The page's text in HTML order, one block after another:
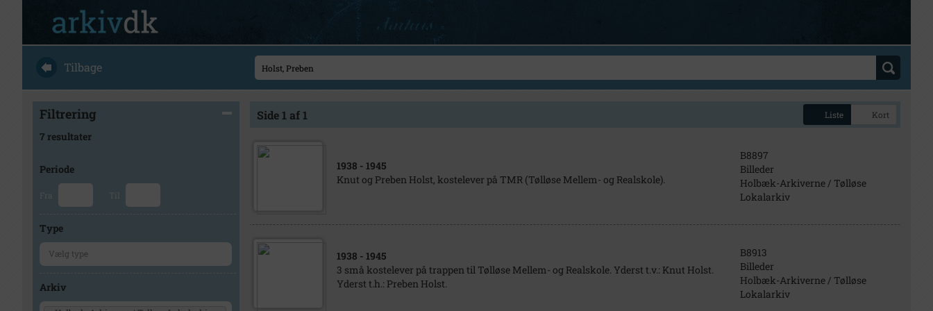
Tilbage
Filtrering
7 resultater
Periode
Fra Til
Type
Arkiv
Side 1 af 1 Liste Kort
1938 - 1945
Knut og Preben Holst, kostelever på TMR (Tølløse Mellem- og Realskole).
B8897
Billeder
Holbæk-Arkiverne / Tølløse
Lokalarkiv
1938 - 1945
3 små kostelever på trappen til Tølløse Mellem- og Realskole. Yderst t.v.: Knut Holst.
Yderst t.h.: Preben Holst.
B8913
Billeder
Holbæk-Arkiverne / Tølløse
Lokalarkiv